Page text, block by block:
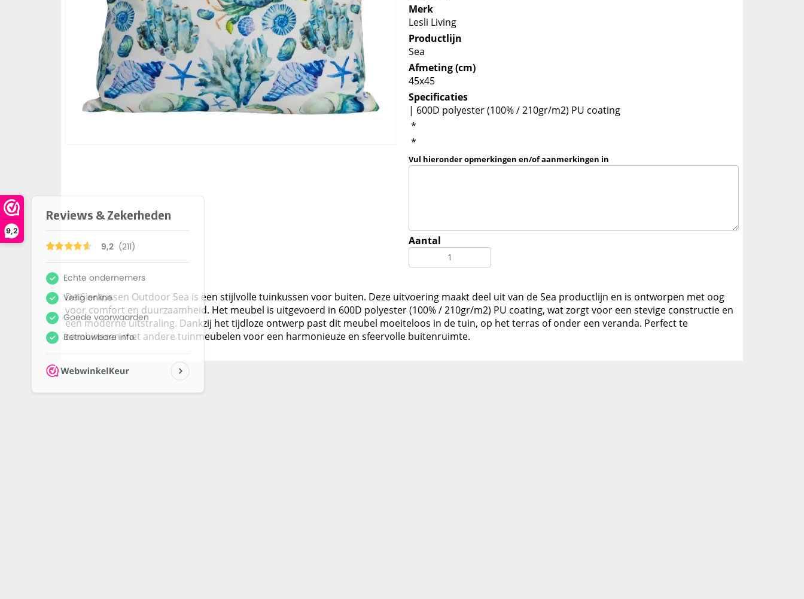
9,2
Merk
Lesli Living
Productlijn
Sea
Afmeting (cm)
45x45
Specificaties
| 600D polyester (100% / 210gr/m2) PU coating
*
*
Vul hieronder opmerkingen en/of aanmerkingen in
Aantal
De Sierkussen Outdoor Sea is een stijlvolle tuinkussen voor buiten. Deze uitvoering maakt deel uit van de Sea productlijn en is ontworpen met oog
voor comfort en duurzaamheid. Het meubel is uitgevoerd in 600D polyester (100% / 210gr/m2) PU coating, wat zorgt voor een stevige constructie en
een moderne uitstraling. Dankzij het tijdloze ontwerp past dit meubel moeiteloos in de tuin, op het terras of onder een veranda. Perfect te
combineren met andere tuinmeubelen voor een harmonieuze en sfeervolle buitenruimte.